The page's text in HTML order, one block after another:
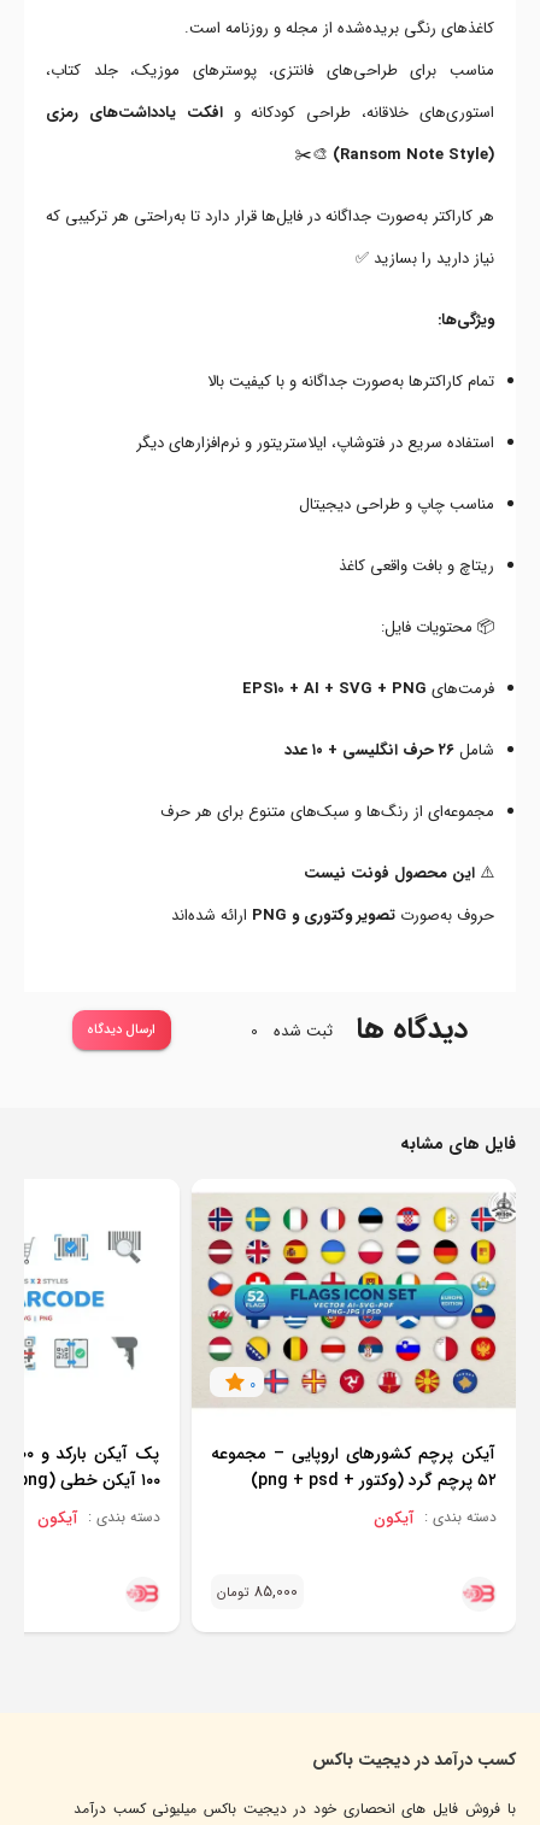
کاغذهای رنگی بریده‌شده از مجله و روزنامه است.
مناسب برای طراحی‌های فانتزی، پوسترهای موزیک، جلد کتاب،
استوری‌های خلاقانه، طراحی کودکانه وافکت یادداشت‌های رمزی
(Ransom Note Style)
🎨✂️
هر کاراکتر به‌صورت جداگانه در فایل‌ها قرار دارد تا به‌راحتی هر ترکیبی که
نیاز دارید را بسازید ✅
ویژگی‌ها:
تمام کاراکترها به‌صورت جداگانه و با کیفیت بالا
استفاده سریع در فتوشاپ، ایلاستریتور و نرم‌افزارهای دیگر
مناسب چاپ و طراحی دیجیتال
ریتاچ و بافت واقعی کاغذ
📦 محتویات فایل:
فرمت‌های EPS10 + AI + SVG + PNG
شامل۲۶ حرف انگلیسی + ۱۰ عدد
مجموعه‌ای از رنگ‌ها و سبک‌های متنوع برای هر حرف
⚠️ این محصول فونت نیست
حروف به‌صورت تصویر وکتوری و PNG ارائه شده‌اند
دیدگاه ها ثبت شده 0 ارسال دیدگاه
فایل های مشابه
0
آیکن پرچم کشورهای اروپایی – مجموعه
۵۲ پرچم گرد (وکتور + png + psd)
دسته بندی : آیکون
85,000 تومان
۱۰۰ آیکن خطی (ai + svg + png)
دسته بندی : آیکون
کسب درآمد در دیجیت باکس
با فروش فایل های انحصاری خود در دیجیت باکس میلیونی کسب درآمد